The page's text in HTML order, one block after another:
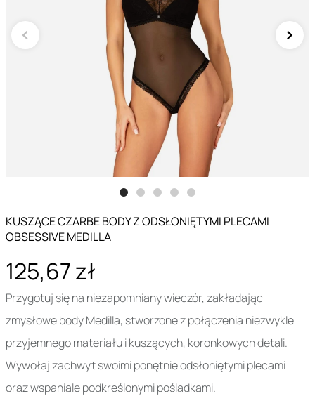
KUSZĄCE CZARBE BODY Z ODSŁONIĘTYMI PLECAMI
OBSESSIVE MEDILLA
125,67 zł
Przygotuj się na niezapomniany wieczór, zakładając
zmysłowe body Medilla, stworzone z połączenia niezwykle
przyjemnego materiału i kuszących, koronkowych detali.
Wywołaj zachwyt swoimi ponętnie odsłoniętymi plecami
oraz wspaniale podkreślonymi pośladkami.